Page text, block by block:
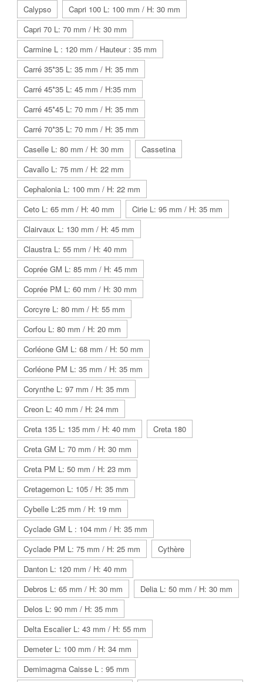
Calypso
Capri 100 L: 100 mm / H: 30 mm
Capri 70 L: 70 mm / H: 30 mm
Carmine L : 120 mm / Hauteur : 35 mm
Carré 35*35 L: 35 mm / H: 35 mm
Carré 45*35 L: 45 mm / H:35 mm
Carré 45*45 L: 70 mm / H: 35 mm
Carré 70*35 L: 70 mm / H: 35 mm
Caselle L: 80 mm / H: 30 mm
Cassetina
Cavallo L: 75 mm / H: 22 mm
Cephalonia L: 100 mm / H: 22 mm
Ceto L: 65 mm / H: 40 mm
Cirie L: 95 mm / H: 35 mm
Clairvaux L: 130 mm / H: 45 mm
Claustra L: 55 mm / H: 40 mm
Coprée GM L: 85 mm / H: 45 mm
Coprée PM L: 60 mm / H: 30 mm
Corcyre L: 80 mm / H: 55 mm
Corfou L: 80 mm / H: 20 mm
Corléone GM L: 68 mm / H: 50 mm
Corléone PM L: 35 mm / H: 35 mm
Corynthe L: 97 mm / H: 35 mm
Creon L: 40 mm / H: 24 mm
Creta 135 L: 135 mm / H: 40 mm
Creta 180
Creta GM L: 70 mm / H: 30 mm
Creta PM L: 50 mm / H: 23 mm
Cretagemon L: 105 / H: 35 mm
Cybelle L:25 mm / H: 19 mm
Cyclade GM L : 104 mm / H: 35 mm
Cyclade PM L: 75 mm / H: 25 mm
Cythère
Danton L: 120 mm / H: 40 mm
Debros L: 65 mm / H: 30 mm
Delia L: 50 mm / H: 30 mm
Delos L: 90 mm / H: 35 mm
Delta Escalier L: 43 mm / H: 55 mm
Demeter L: 100 mm / H: 34 mm
Demimagma Caisse L : 95 mm